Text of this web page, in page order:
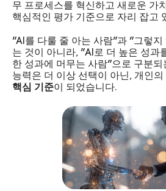
무 프로세스를 혁신하고 새로운 가
핵심적인 평가 기준으로 자리 잡고
"AI를 다룰 줄 아는 사람"과 "그렇지
는 것이 아니라, "AI로 더 높은 성과
한 성과에 머무는 사람"으로 구분되
능력은 더 이상 선택이 아닌, 개인의
핵심 기준이 되었습니다.